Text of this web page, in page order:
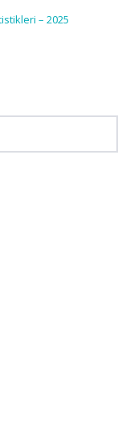
– 2025